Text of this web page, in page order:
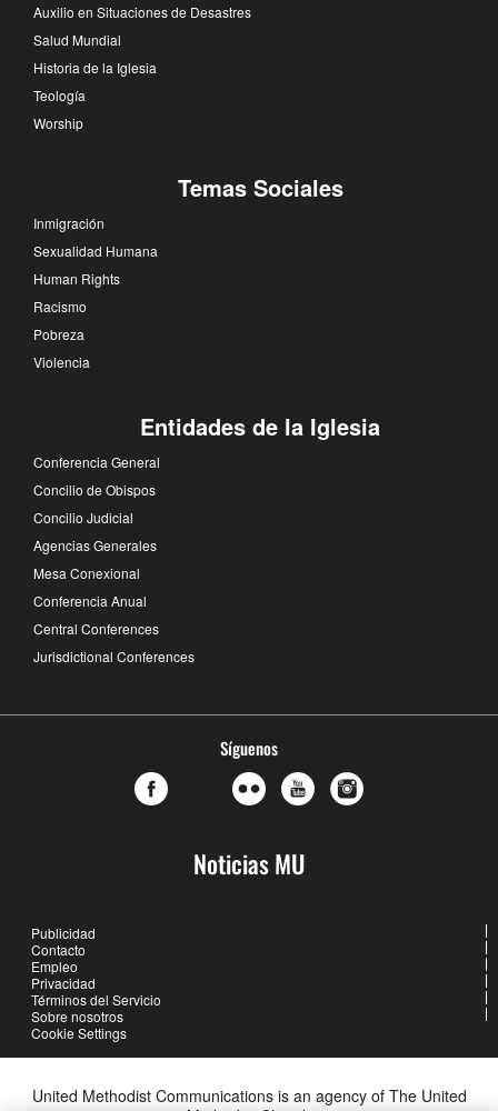
Auxilio en Situaciones de Desastres
Salud Mundial
Historia de la Iglesia
Teología
Worship
Temas Sociales
Inmigración
Sexualidad Humana
Human Rights
Racismo
Pobreza
Violencia
Entidades de la Iglesia
Conferencia General
Concilio de Obispos
Concilio Judicial
Agencias Generales
Mesa Conexional
Conferencia Anual
Central Conferences
Jurisdictional Conferences
Síguenos
Noticias MU
Publicidad
Contacto
Empleo
Privacidad
Términos del Servicio
Sobre nosotros
Cookie Settings
United Methodist Communications is an agency of The United